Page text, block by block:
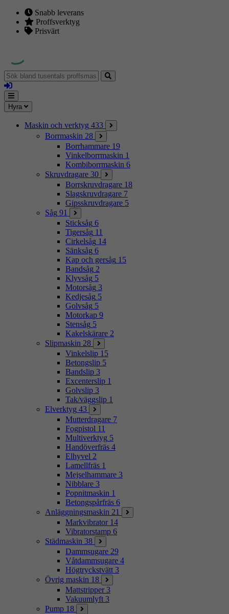
Snabb leverans
Proffsverktyg
Prisvärt
Sök
bland
tusentals
proffsmaskiner
Logga
in
Mina
sidor
Meny
Hyra
Maskin och verktyg 433
Borrmaskin 28
Borrhammare 19
Vinkelborrmaskin 1
Kombiborrmaskin 6
Skruvdragare 30
Borrskruvdragare 18
Slagskruvdragare 7
Gipsskruvdragare 5
Såg 91
Sticksåg 6
Tigersåg 11
Cirkelsåg 14
Sänksåg 6
Kap och gersåg 15
Bandsåg 2
Klyvsåg 5
Motorsåg 3
Kedjesåg 5
Golvsåg 5
Motorkap 9
Stensåg 5
Kakelskärare 2
Slipmaskin 28
Vinkelslip 15
Betongslip 5
Bandslip 3
Excenterslip 1
Golvslip 3
Tak/väggslip 1
Elverktyg 43
Mutterdragare 7
Fogpistol 11
Multiverktyg 5
Handöverfräs 4
Elhyvel 2
Lamellfräs 1
Mejselhammare 3
Nibblare 3
Popnitmaskin 1
Betongspårfräs 6
Anläggningsmaskin 21
Markvibrator 14
Vibratorstamp 6
Städmaskin 38
Dammsugare 29
Våtdammsugare 4
Högtryckstvätt 3
Övrig maskin 18
Mattstripper 3
Vakuumlyft 3
Pump 18